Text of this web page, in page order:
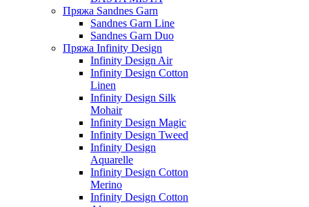
Пряжа Sandnes Garn
Sandnes Garn Line
Sandnes Garn Duo
Пряжа Infinity Design
Infinity Design Air
Infinity Design Cotton
Linen
Infinity Design Silk
Mohair
Infinity Design Magic
Infinity Design Tweed
Infinity Design
Aquarelle
Infinity Design Cotton
Merino
Infinity Design Cotton